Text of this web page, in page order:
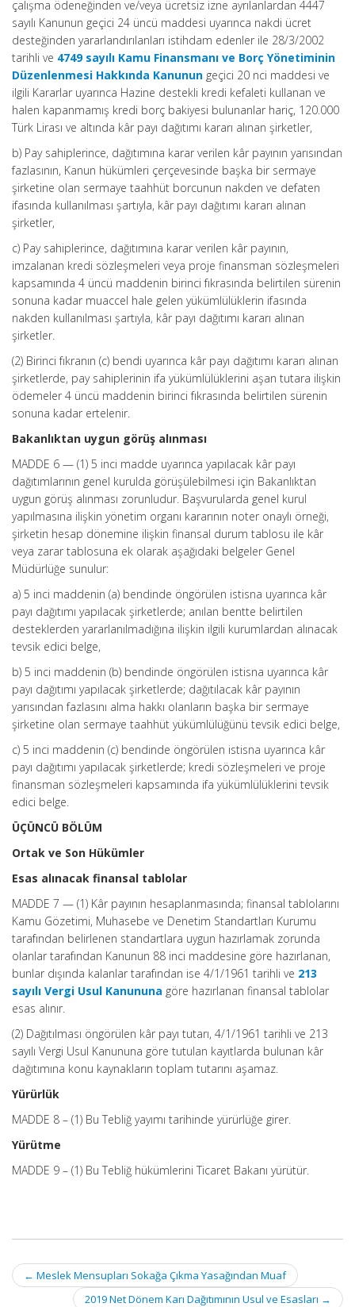
çalışma ödeneğinden ve/veya ücretsiz izne ayrılanlardan 4447
sayılı Kanunun geçici 24 üncü maddesi uyarınca nakdi ücret
desteğinden yararlandırılanları istihdam edenler ile 28/3/2002
tarihli ve 4749 sayılı Kamu Finansmanı ve Borç Yönetiminin
Düzenlenmesi Hakkında Kanunun geçici 20 nci maddesi ve
ilgili Kararlar uyarınca Hazine destekli kredi kefaleti kullanan ve
halen kapanmamış kredi borç bakiyesi bulunanlar hariç, 120.000
Türk Lirası ve altında kâr payı dağıtımı kararı alınan şirketler,
b) Pay sahiplerince, dağıtımına karar verilen kâr payının yarısından
fazlasının, Kanun hükümleri çerçevesinde başka bir sermaye
şirketine olan sermaye taahhüt borcunun nakden ve defaten
ifasında kullanılması şartıyla, kâr payı dağıtımı kararı alınan
şirketler,
c) Pay sahiplerince, dağıtımına karar verilen kâr payının,
imzalanan kredi sözleşmeleri veya proje finansman sözleşmeleri
kapsamında 4 üncü maddenin birinci fıkrasında belirtilen sürenin
sonuna kadar muaccel hale gelen yükümlülüklerin ifasında
nakden kullanılması şartıyla, kâr payı dağıtımı kararı alınan
şirketler.
(2) Birinci fıkranın (c) bendi uyarınca kâr payı dağıtımı kararı alınan
şirketlerde, pay sahiplerinin ifa yükümlülüklerini aşan tutara ilişkin
ödemeler 4 üncü maddenin birinci fıkrasında belirtilen sürenin
sonuna kadar ertelenir.
Bakanlıktan uygun görüş alınması
MADDE 6 — (1) 5 inci madde uyarınca yapılacak kâr payı
dağıtımlarının genel kurulda görüşülebilmesi için Bakanlıktan
uygun görüş alınması zorunludur. Başvurularda genel kurul
yapılmasına ilişkin yönetim organı kararının noter onaylı örneği,
şirketin hesap dönemine ilişkin finansal durum tablosu ile kâr
veya zarar tablosuna ek olarak aşağıdaki belgeler Genel
Müdürlüğe sunulur:
a) 5 inci maddenin (a) bendinde öngörülen istisna uyarınca kâr
payı dağıtımı yapılacak şirketlerde; anılan bentte belirtilen
desteklerden yararlanılmadığına ilişkin ilgili kurumlardan alınacak
tevsik edici belge,
b) 5 inci maddenin (b) bendinde öngörülen istisna uyarınca kâr
payı dağıtımı yapılacak şirketlerde; dağıtılacak kâr payının
yarısından fazlasını alma hakkı olanların başka bir sermaye
şirketine olan sermaye taahhüt yükümlülüğünü tevsik edici belge,
c) 5 inci maddenin (c) bendinde öngörülen istisna uyarınca kâr
payı dağıtımı yapılacak şirketlerde; kredi sözleşmeleri ve proje
finansman sözleşmeleri kapsamında ifa yükümlülüklerini tevsik
edici belge.
ÜÇÜNCÜ BÖLÜM
Ortak ve Son Hükümler
Esas alınacak finansal tablolar
MADDE 7 — (1) Kâr payının hesaplanmasında; finansal tablolarını
Kamu Gözetimi, Muhasebe ve Denetim Standartları Kurumu
tarafından belirlenen standartlara uygun hazırlamak zorunda
olanlar tarafından Kanunun 88 inci maddesine göre hazırlanan,
bunlar dışında kalanlar tarafından ise 4/1/1961 tarihli ve 213
sayılı Vergi Usul Kanununa göre hazırlanan finansal tablolar
esas alınır.
(2) Dağıtılması öngörülen kâr payı tutarı, 4/1/1961 tarihli ve 213
sayılı Vergi Usul Kanununa göre tutulan kayıtlarda bulunan kâr
dağıtımına konu kaynakların toplam tutarını aşamaz.
Yürürlük
MADDE 8 – (1) Bu Tebliğ yayımı tarihinde yürürlüğe girer.
Yürütme
MADDE 9 – (1) Bu Tebliğ hükümlerini Ticaret Bakanı yürütür.
Post
navigation
← Meslek Mensupları Sokağa Çıkma Yasağından Muaf
2019 Net Dönem Karı Dağıtımının Usul ve Esasları →